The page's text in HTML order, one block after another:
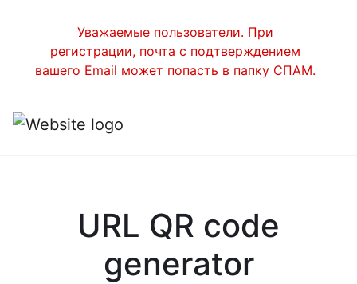
Уважаемые пользователи. При
регистрации, почта с подтверждением
вашего Email может попасть в папку СПАМ.
URL QR code
generator